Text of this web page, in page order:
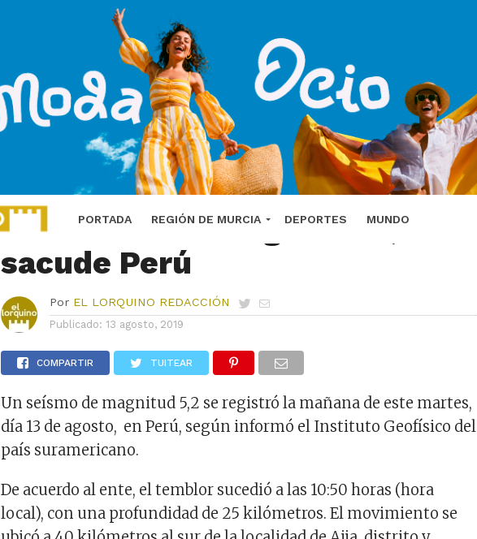
PORTADA REGIÓN DE MURCIA DEPORTES MUNDO
INTERNACIONAL
Un seísmo de magnitud 5,2
sacude Perú
Por EL LORQUINO REDACCIÓN
Publicado: 13 agosto, 2019
COMPARTIR TUITEAR
Un seísmo de magnitud 5,2 se registró la mañana de este martes,
día 13 de agosto, en Perú, según informó el Instituto Geofísico del
país suramericano.
De acuerdo al ente, el temblor sucedió a las 10:50 horas (hora
local), con una profundidad de 25 kilómetros. El movimiento se